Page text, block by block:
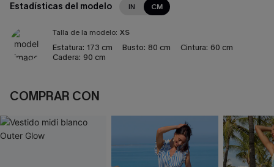
Estadísticas del modelo IN CM
Talla de la modelo: XS
Estatura: 173 cm Busto: 80 cm Cintura: 60 cm
Cadera: 90 cm
COMPRAR CON